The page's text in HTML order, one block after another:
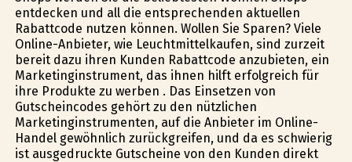
entdecken und all die entsprechenden aktuellen
Rabattcode nutzen können. Wollen Sie Sparen? Viele
Online-Anbieter, wie Leuchtmittelkaufen, sind zurzeit
bereit dazu ihren Kunden Rabattcode anzubieten, ein
Marketinginstrument, das ihnen hilft erfolgreich für
ihre Produkte zu werben . Das Einsetzen von
Gutscheincodes gehört zu den nützlichen
Marketinginstrumenten, auf die Anbieter im Online-
Handel gewöhnlich zurückgreifen, und da es schwierig
ist ausgedruckte Gutscheine von den Kunden direkt